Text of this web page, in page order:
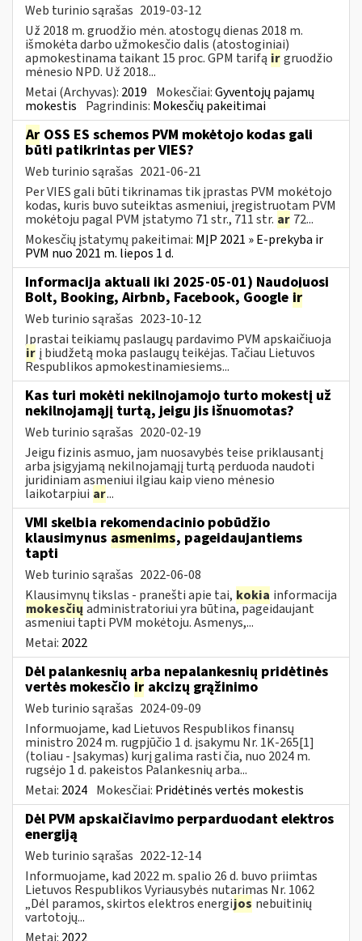
Web turinio sąrašas 2019-03-12
Už 2018 m. gruodžio mėn. atostogų dienas 2018 m.
išmokėta darbo užmokesčio dalis (atostoginiai)
apmokestinama taikant 15 proc. GPM tarifą irgruodžio
mėnesio NPD. Už 2018...
Metai (Archyvas): 2019 Mokesčiai:Gyventojų pajamų
mokestis Pagrindinis: Mokesčių pakeitimai
Ar OSS ES schemos PVM mokėtojo kodas gali
būti patikrintas per VIES?
Web turinio sąrašas 2021-06-21
Per VIES gali būti tikrinamas tik įprastas PVM mokėtojo
kodas, kuris buvo suteiktas asmeniui, įregistruotam PVM
mokėtoju pagal PVM įstatymo 71 str., 711 str. ar 72...
Mokesčių įstatymų pakeitimai: MĮP 2021 » E-prekyba ir
PVM nuo 2021 m. liepos 1 d.
Informacija aktuali iki 2025-05-01) Naudojuosi
Bolt, Booking, Airbnb, Facebook, Google ir
Web turinio sąrašas 2023-10-12
Įprastai teikiamų paslaugų pardavimo PVM apskaičiuoja
ir į biudžetą moka paslaugų teikėjas. Tačiau Lietuvos
Respublikos apmokestinamiesiems...
Kas turi mokėti nekilnojamojo turto mokestį už
nekilnojamąjį turtą, jeigu jis išnuomotas?
Web turinio sąrašas 2020-02-19
Jeigu fizinis asmuo, jam nuosavybės teise priklausantį
arba įsigyjamą nekilnojamąjį turtą perduoda naudoti
juridiniam asmeniui ilgiau kaip vieno mėnesio
laikotarpiui ar...
VMI skelbia rekomendacinio pobūdžio
klausimynus asmenims, pageidaujantiems
tapti
Web turinio sąrašas 2022-06-08
Klausimynų tikslas - pranešti apie tai, kokia informacija
mokesčių administratoriui yra būtina, pageidaujant
asmeniui tapti PVM mokėtoju. Asmenys,...
Metai: 2022
Dėl palankesnių arba nepalankesnių pridėtinės
vertės mokesčio ir akcizų grąžinimo
Web turinio sąrašas 2024-09-09
Informuojame, kad Lietuvos Respublikos finansų
ministro 2024 m. rugpjūčio 1 d. įsakymu Nr. 1K-265[1]
(toliau - Įsakymas) kurį galima rasti čia, nuo 2024 m.
rugsėjo 1 d. pakeistos Palankesnių arba...
Metai: 2024 Mokesčiai: Pridėtinės vertės mokestis
Dėl PVM apskaičiavimo perparduodant elektros
energiją
Web turinio sąrašas 2022-12-14
Informuojame, kad 2022 m. spalio 26 d. buvo priimtas
Lietuvos Respublikos Vyriausybės nutarimas Nr. 1062
„Dėl paramos, skirtos elektros energijos nebuitinių
vartotojų...
Metai: 2022